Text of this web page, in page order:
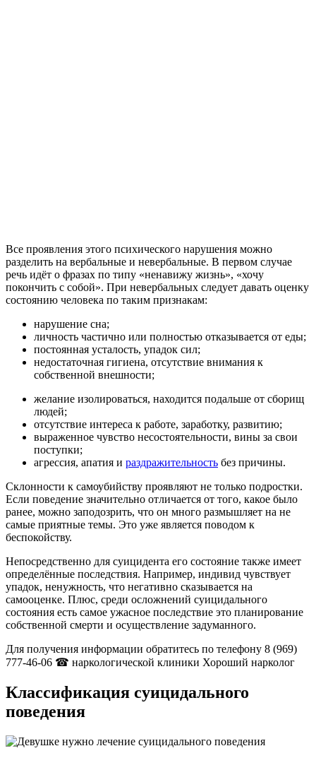
Все проявления этого психического нарушения можно
разделить на вербальные и невербальные. В первом случае
речь идёт о фразах по типу «ненавижу жизнь», «хочу
покончить с собой». При невербальных следует давать оценку
состоянию человека по таким признакам:
нарушение сна;
личность частично или полностью отказывается от еды;
постоянная усталость, упадок сил;
недостаточная гигиена, отсутствие внимания к
собственной внешности;
желание изолироваться, находится подальше от сборищ
людей;
отсутствие интереса к работе, заработку, развитию;
выраженное чувство несостоятельности, вины за свои
поступки;
агрессия, апатия и раздражительность без причины.
Склонности к самоубийству проявляют не только подростки.
Если поведение значительно отличается от того, какое было
ранее, можно заподозрить, что он много размышляет на не
самые приятные темы. Это уже является поводом к
беспокойству.
Непосредственно для суицидента его состояние также имеет
определённые последствия. Например, индивид чувствует
упадок, ненужность, что негативно сказывается на
самооценке. Плюс, среди осложнений суицидального
состояния есть самое ужасное последствие это планирование
собственной смерти и осуществление задуманного.
Для получения информации обратитесь по телефону 8 (969)
777-46-06 ☎ наркологической клиники Хороший нарколог
Классификация суицидального
поведения